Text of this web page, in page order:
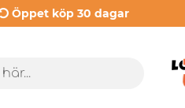
Öppet köp 30 dagar